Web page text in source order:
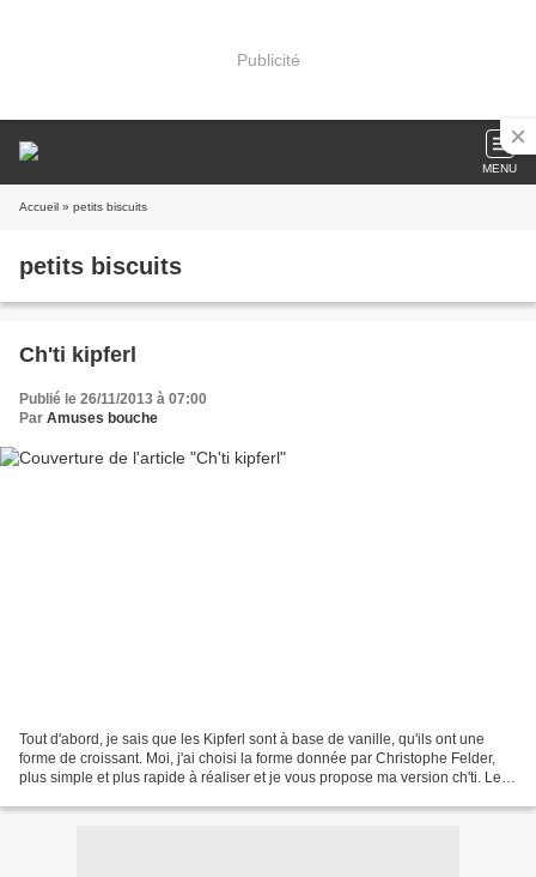
Publicité
MENU
Accueil » petits biscuits
petits biscuits
Ch'ti kipferl
Publié le 26/11/2013 à 07:00
Par Amuses bouche
Tout d'abord, je sais que les Kipferl sont à base de vanille, qu'ils ont une
forme de croissant. Moi, j'ai choisi la forme donnée par Christophe Felder,
plus simple et plus rapide à réaliser et je vous propose ma version ch'ti. Les